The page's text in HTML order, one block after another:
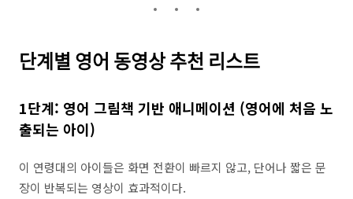
단계별 영어 동영상 추천 리스트
1단계: 영어 그림책 기반 애니메이션 (영어에 처음 노
출되는 아이)
이 연령대의 아이들은 화면 전환이 빠르지 않고, 단어나 짧은 문
장이 반복되는 영상이 효과적이다.